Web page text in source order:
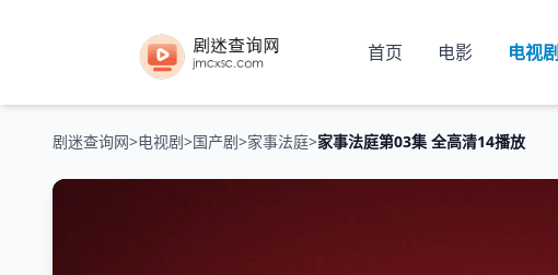
首页 电影 电视剧
剧迷查询网>电视剧>国产剧>家事法庭>家事法庭第03集 全高清14播放